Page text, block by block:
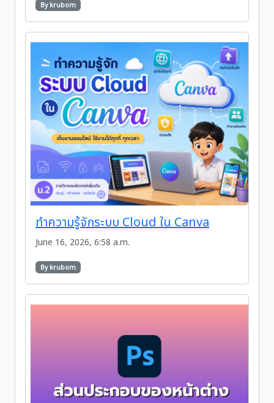
By krubom
ทำความรู้จักระบบ Cloud ใน Canva
June 16, 2026, 6:58 a.m.
By krubom